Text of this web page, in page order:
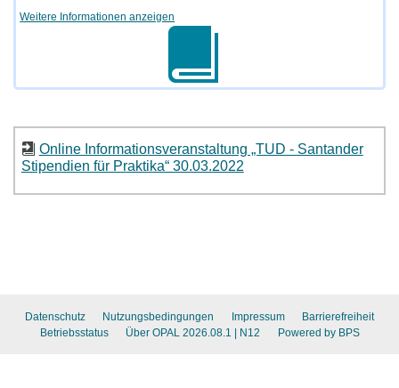
Weitere Informationen anzeigen
Online Informationsveranstaltung „TUD - Santander
Stipendien für Praktika“ 30.03.2022
Datenschutz Nutzungsbedingungen Impressum
Barrierefreiheit
Betriebsstatus
Über OPAL 2026.08.1 | N12 Powered by BPS